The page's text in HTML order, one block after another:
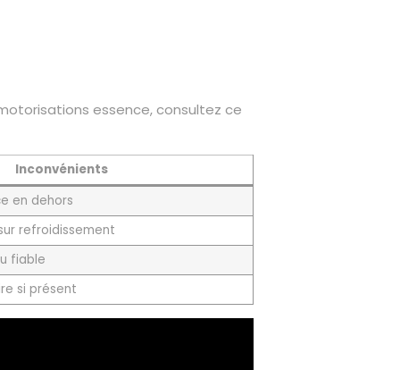
essence, consultez ce
Inconvénients
en dehors
refroidissement
fiable
si présent